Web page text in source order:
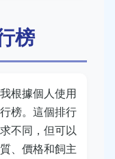
榜
根據個人使用
榜。這個排行
不同，但可以
、價格和飼主